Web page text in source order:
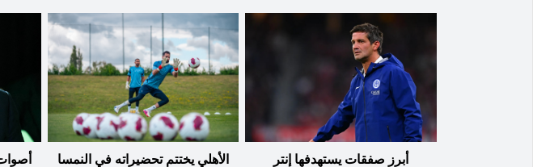
أبرز صفقات يستهدفها إنتر
الأهلي يختتم تحضيراته في النمسا